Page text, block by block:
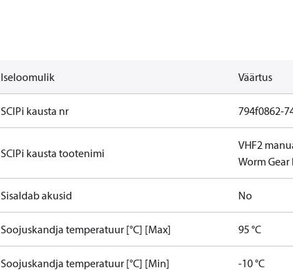
Iseloomulik Väärtus
SCIPi kausta nr 794f0862-
SCIPi kausta tootenimi
VHF2
Worm
Sisaldab akusid No
Soojuskandja temperatuur [°C] [Max] 95 °C
Soojuskandja temperatuur [°C] [Min] -10 °C